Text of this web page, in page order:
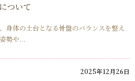
ついて
身体の土台となる骨盤のバランスを整え
勢や...
2025年12月26日